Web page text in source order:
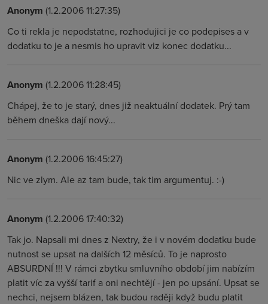
Anonym (1.2.2006 11:27:35)
Co ti rekla je nepodstatne, rozhodujici je co podepises a v
dodatku to je a nesmis ho upravit viz konec dodatku...
Anonym (1.2.2006 11:28:45)
Chápej, že to je starý, dnes již neaktuální dodatek. Prý tam
během dneška dají nový...
Anonym (1.2.2006 16:45:27)
Nic ve zlym. Ale az tam bude, tak tim argumentuj. :-)
Anonym (1.2.2006 17:40:32)
Tak jo. Napsali mi dnes z Nextry, že i v novém dodatku bude
nutnost se upsat na dalších 12 měsíců. To je naprosto
ABSURDNÍ !!! V rámci zbytku smluvního období jim nabízím
platit víc za vyšší tarif a oni nechtějí - jen po upsání. Upsat se
nechci, nejsem blázen, tak budou raději když budu platit